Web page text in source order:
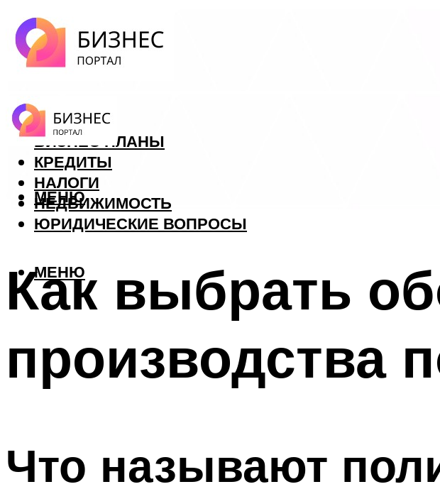
ФОРЕКС
БИЗНЕС ПЛАНЫ
КРЕДИТЫ
НАЛОГИ
НЕДВИЖИМОСТЬ
ЮРИДИЧЕСКИЕ ВОПРОСЫ
МЕНЮ
МЕНЮ
Как выбрать
производства
Что называют